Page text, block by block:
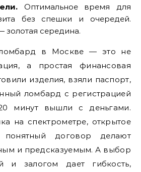
Оптимальное время для
без спешки и очередей.
золотая середина.
в Москве — это не
а простая финансовая
изделия, взяли паспорт,
ломбард с регистрацией
минут вышли с деньгами.
на спектрометре, открытое
договор делают
и предсказуемым. А выбор
и залогом дает гибкость,